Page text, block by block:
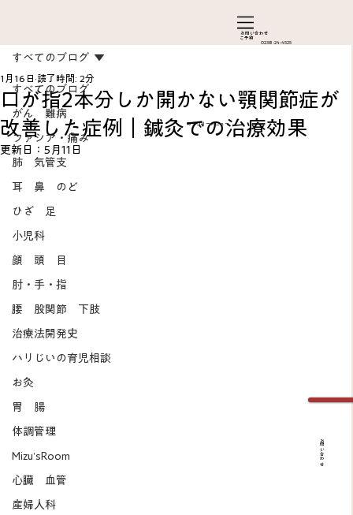
お問い合わ​せ
ご予約
0238-24-4525
すべてのブログ
がん 難病
ファシア・痛み
肺 気管支
耳 鼻 のど
ひざ 足
小児科
顔 頭 目
肘・手・指
腰 股関節 下肢
治療法開発史
ハリじいの育児相談
お灸
胃 腸
体調管理
Mizu’sRoom
心臓 血管
産婦人科
すべてのブログ
口が指2本分しか開かない顎関節症が
改善した症例｜鍼灸での治療効果
1月16日 読了時間: 2分
更新日： 5月11日
カテゴリーメニュー
お問い合わせ